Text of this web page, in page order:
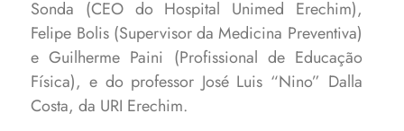
Sonda (CEO do Hospital Unimed Erechim),
Felipe Bolis (Supervisor da Medicina Preventiva)
e Guilherme Paini (Profissional de Educação
Física), e do professor José Luis “Nino” Dalla
Costa, da URI Erechim.